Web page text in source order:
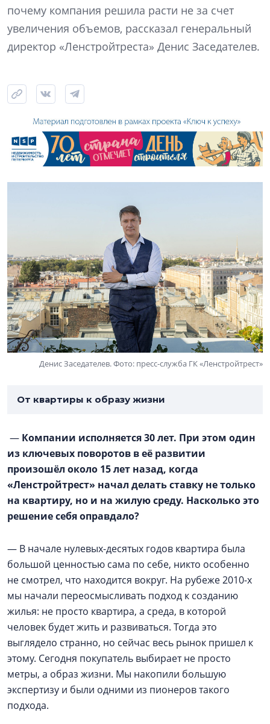
почему компания решила расти не за счет
увеличения объемов, рассказал генеральный
директор «Ленстройтреста» Денис Заседателев.
Денис Заседателев. Фото: пресс-служба ГК «Ленстройтрест»
От квартиры к образу жизни
— Компании исполняется 30 лет. При этом один
из ключевых поворотов в её развитии
произошёл около 15 лет назад, когда
«Ленстройтрест» начал делать ставку не только
на квартиру, но и на жилую среду. Насколько это
решение себя оправдало?
— В начале нулевых-десятых годов квартира была
большой ценностью сама по себе, никто особенно
не смотрел, что находится вокруг. На рубеже 2010-х
мы начали переосмысливать подход к созданию
жилья: не просто квартира, а среда, в которой
человек будет жить и развиваться. Тогда это
выглядело странно, но сейчас весь рынок пришел к
этому. Сегодня покупатель выбирает не просто
метры, а образ жизни. Мы накопили большую
экспертизу и были одними из пионеров такого
подхода.